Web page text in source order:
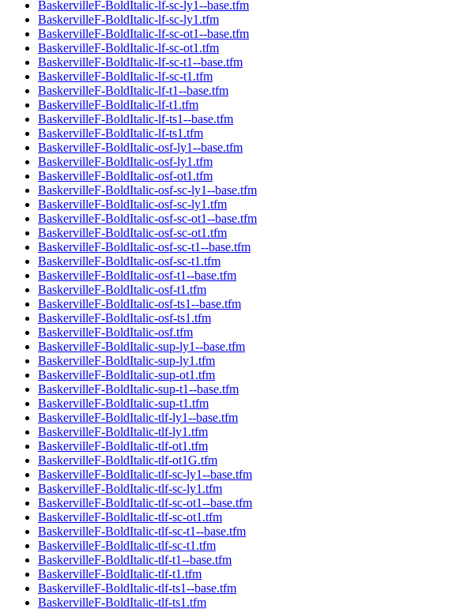
BaskervilleF-BoldItalic-lf-sc-ly1--base.tfm
BaskervilleF-BoldItalic-lf-sc-ly1.tfm
BaskervilleF-BoldItalic-lf-sc-ot1--base.tfm
BaskervilleF-BoldItalic-lf-sc-ot1.tfm
BaskervilleF-BoldItalic-lf-sc-t1--base.tfm
BaskervilleF-BoldItalic-lf-sc-t1.tfm
BaskervilleF-BoldItalic-lf-t1--base.tfm
BaskervilleF-BoldItalic-lf-t1.tfm
BaskervilleF-BoldItalic-lf-ts1--base.tfm
BaskervilleF-BoldItalic-lf-ts1.tfm
BaskervilleF-BoldItalic-osf-ly1--base.tfm
BaskervilleF-BoldItalic-osf-ly1.tfm
BaskervilleF-BoldItalic-osf-ot1.tfm
BaskervilleF-BoldItalic-osf-sc-ly1--base.tfm
BaskervilleF-BoldItalic-osf-sc-ly1.tfm
BaskervilleF-BoldItalic-osf-sc-ot1--base.tfm
BaskervilleF-BoldItalic-osf-sc-ot1.tfm
BaskervilleF-BoldItalic-osf-sc-t1--base.tfm
BaskervilleF-BoldItalic-osf-sc-t1.tfm
BaskervilleF-BoldItalic-osf-t1--base.tfm
BaskervilleF-BoldItalic-osf-t1.tfm
BaskervilleF-BoldItalic-osf-ts1--base.tfm
BaskervilleF-BoldItalic-osf-ts1.tfm
BaskervilleF-BoldItalic-osf.tfm
BaskervilleF-BoldItalic-sup-ly1--base.tfm
BaskervilleF-BoldItalic-sup-ly1.tfm
BaskervilleF-BoldItalic-sup-ot1.tfm
BaskervilleF-BoldItalic-sup-t1--base.tfm
BaskervilleF-BoldItalic-sup-t1.tfm
BaskervilleF-BoldItalic-tlf-ly1--base.tfm
BaskervilleF-BoldItalic-tlf-ly1.tfm
BaskervilleF-BoldItalic-tlf-ot1.tfm
BaskervilleF-BoldItalic-tlf-ot1G.tfm
BaskervilleF-BoldItalic-tlf-sc-ly1--base.tfm
BaskervilleF-BoldItalic-tlf-sc-ly1.tfm
BaskervilleF-BoldItalic-tlf-sc-ot1--base.tfm
BaskervilleF-BoldItalic-tlf-sc-ot1.tfm
BaskervilleF-BoldItalic-tlf-sc-t1--base.tfm
BaskervilleF-BoldItalic-tlf-sc-t1.tfm
BaskervilleF-BoldItalic-tlf-t1--base.tfm
BaskervilleF-BoldItalic-tlf-t1.tfm
BaskervilleF-BoldItalic-tlf-ts1--base.tfm
BaskervilleF-BoldItalic-tlf-ts1.tfm